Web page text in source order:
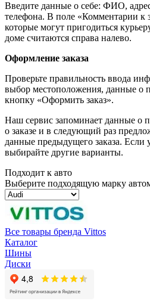
Введите данные о себе: ФИО,
телефона. В поле «Комментарии к
которые могут пригодиться
доме считаются справа налево.
Оформление заказа
Проверьте правильность ввода
выбор местоположения, данные о
кнопку «Оформить заказ».
Наш сервис запоминает данные о
о заказе и в следующий раз
данные предыдущего заказа. Если
выбирайте другие варианты.
Подходит к авто
Выберите подходящую марку
Все товары бренда Vittos
Каталог
Шины
Диски